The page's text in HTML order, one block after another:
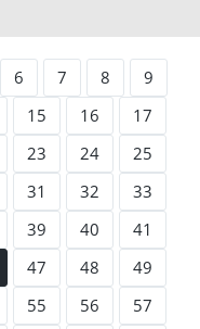
6 7 8
9
15 16
17
23 24
25
31 32
33
39 40
41
47 48
49
55 56
57